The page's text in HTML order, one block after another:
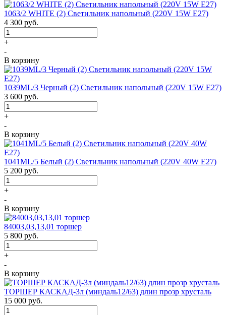
1063/2 WHITE (2) Светильник напольный (220V 15W E27)
4 300 руб.
+
-
В корзину
1039ML/3 Черный (2) Светильник напольный (220V 15W E27)
3 600 руб.
+
-
В корзину
1041ML/5 Белый (2) Светильник напольный (220V 40W E27)
5 200 руб.
+
-
В корзину
84003,03,13,01 торшер
5 800 руб.
+
-
В корзину
ТОРШЕР КАСКАД-3л (миндаль12/63) длин прозр хрусталь
15 000 руб.